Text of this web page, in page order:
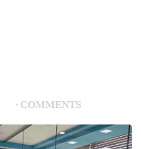
COMMENTS